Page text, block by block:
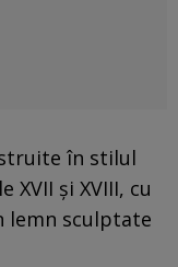
în stilul
și XVIII, cu
lemn sculptate